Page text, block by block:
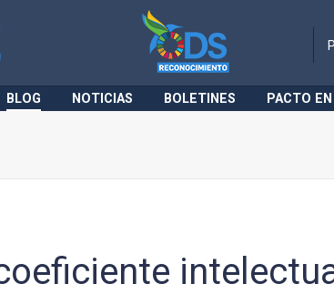
BLOG NOTICIAS BOLETINES PACTO